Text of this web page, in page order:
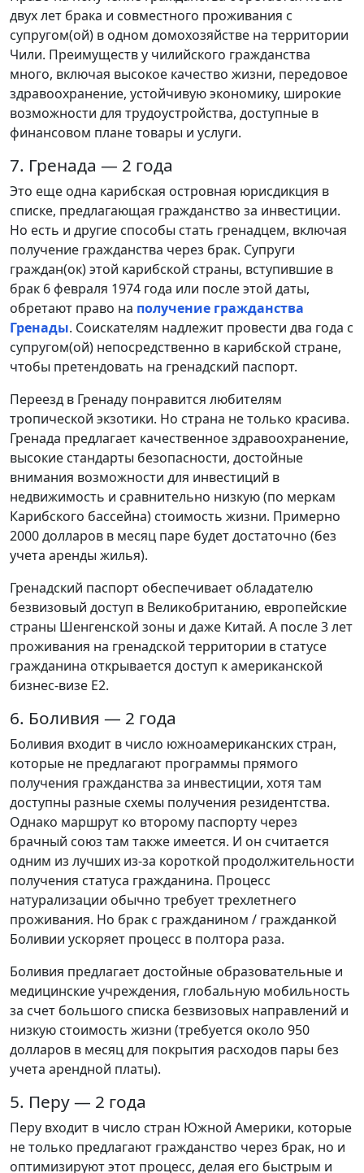
двух лет брака и совместного проживания с
супругом(ой) в одном домохозяйстве на территории
Чили. Преимуществ у чилийского гражданства
много, включая высокое качество жизни, передовое
здравоохранение, устойчивую экономику, широкие
возможности для трудоустройства, доступные в
финансовом плане товары и услуги.
7. Гренада — 2 года
Это еще одна карибская островная юрисдикция в
списке, предлагающая гражданство за инвестиции.
Но есть и другие способы стать гренадцем, включая
получение гражданства через брак. Супруги
граждан(ок) этой карибской страны, вступившие в
брак 6 февраля 1974 года или после этой даты,
обретают право на получение гражданства
Гренады. Соискателям надлежит провести два года с
супругом(ой) непосредственно в карибской стране,
чтобы претендовать на гренадский паспорт.
Переезд в Гренаду понравится любителям
тропической экзотики. Но страна не только красива.
Гренада предлагает качественное здравоохранение,
высокие стандарты безопасности, достойные
внимания возможности для инвестиций в
недвижимость и сравнительно низкую (по меркам
Карибского бассейна) стоимость жизни. Примерно
2000 долларов в месяц паре будет достаточно (без
учета аренды жилья).
Гренадский паспорт обеспечивает обладателю
безвизовый доступ в Великобританию, европейские
страны Шенгенской зоны и даже Китай. А после 3 лет
проживания на гренадской территории в статусе
гражданина открывается доступ к американской
бизнес-визе E2.
6. Боливия — 2 года
Боливия входит в число южноамериканских стран,
которые не предлагают программы прямого
получения гражданства за инвестиции, хотя там
доступны разные схемы получения резидентства.
Однако маршрут ко второму паспорту через
брачный союз там также имеется. И он считается
одним из лучших из-за короткой продолжительности
получения статуса гражданина. Процесс
натурализации обычно требует трехлетнего
проживания. Но брак с гражданином / гражданкой
Боливии ускоряет процесс в полтора раза.
Боливия предлагает достойные образовательные и
медицинские учреждения, глобальную мобильность
за счет большого списка безвизовых направлений и
низкую стоимость жизни (требуется около 950
долларов в месяц для покрытия расходов пары без
учета арендной платы).
5. Перу — 2 года
Перу входит в число стран Южной Америки, которые
не только предлагают гражданство через брак, но и
оптимизируют этот процесс, делая его быстрым и